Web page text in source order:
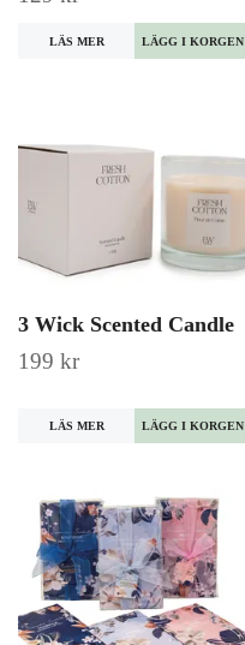
LÄS MER LÄGG I KORGEN
3 Wick Scented Candle
199 kr
LÄS MER LÄGG I KORGEN